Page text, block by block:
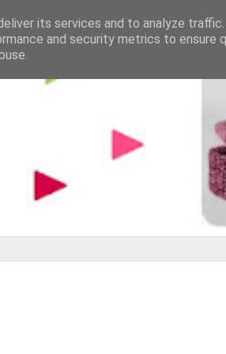
its services and to analyze
and security metrics to ensure